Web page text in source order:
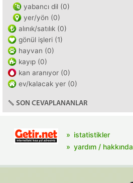
yabancı dil (0)
yer/yön (0)
alınık/satılık (0)
gönül işleri (1)
hayvan (0)
kayıp (0)
kan aranıyor (0)
ev/kalacak yer (0)
SON CEVAPLANANLAR
istatistikler
yardım / hakkında